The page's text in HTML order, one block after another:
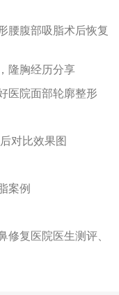
腰腹部吸脂术后恢复
隆胸经历分享
医院面部轮廓整形
对比效果图
案例
修复医院医生测评、